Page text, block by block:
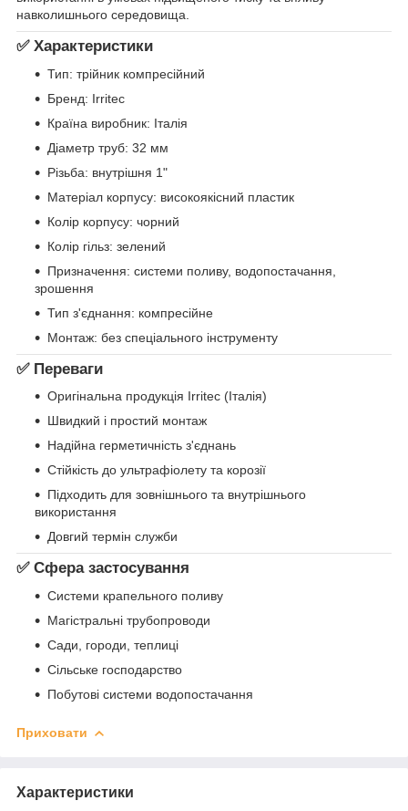
навколишнього середовища.
✅ Характеристики
Тип: трійник компресійний
Бренд: Irritec
Країна виробник: Італія
Діаметр труб: 32 мм
Різьба: внутрішня 1"
Матеріал корпусу: високоякісний пластик
Колір корпусу: чорний
Колір гільз: зелений
Призначення: системи поливу, водопостачання,
зрошення
Тип з'єднання: компресійне
Монтаж: без спеціального інструменту
✅ Переваги
Оригінальна продукція Irritec (Італія)
Швидкий і простий монтаж
Надійна герметичність з'єднань
Стійкість до ультрафіолету та корозії
Підходить для зовнішнього та внутрішнього
використання
Довгий термін служби
✅ Сфера застосування
Системи крапельного поливу
Магістральні трубопроводи
Сади, городи, теплиці
Сільське господарство
Побутові системи водопостачання
Приховати
Характеристики